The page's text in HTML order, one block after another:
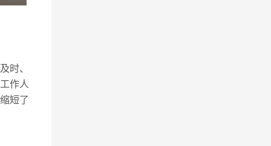
时、
作人
短了